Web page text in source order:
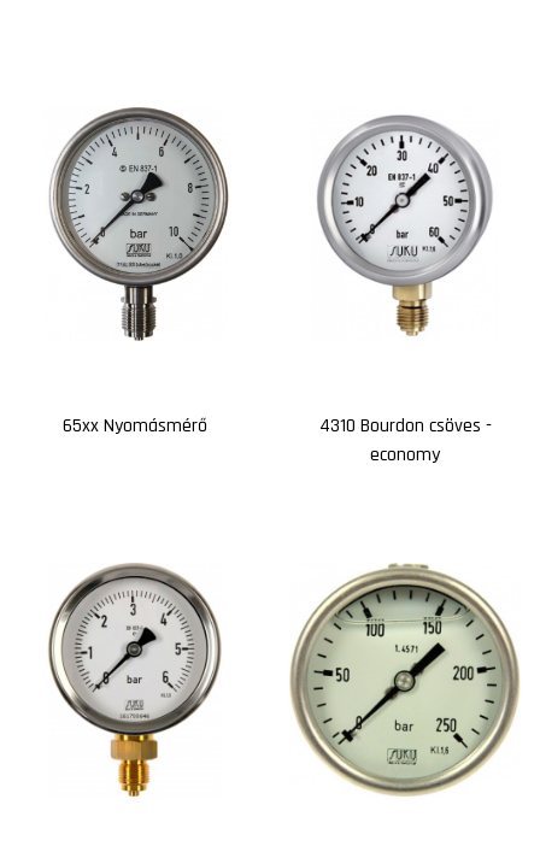
65xx Nyomásmérő
4310 Bourdon csöves -
economy